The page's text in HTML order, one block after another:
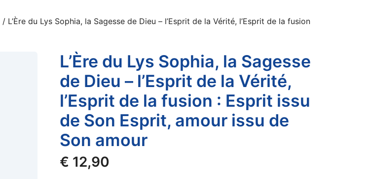
/ L’Ère du Lys Sophia, la Sagesse de Dieu – l’Esprit de la Vérité, l’Esprit de la fusion
L’Ère du Lys Sophia, la Sagesse
de Dieu – l’Esprit de la Vérité,
l’Esprit de la fusion : Esprit issu
de Son Esprit, amour issu de
Son amour
€ 12,90
amour
Son
amour
quantity